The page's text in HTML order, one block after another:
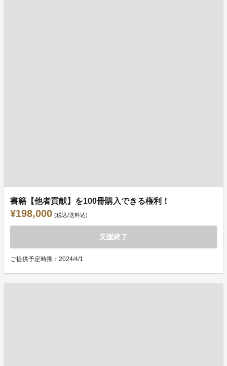
書籍【他者貢献】を100冊購入できる権利！
¥198,000 (税込/送料込)
支援終了
ご提供予定時期：2024/4/1